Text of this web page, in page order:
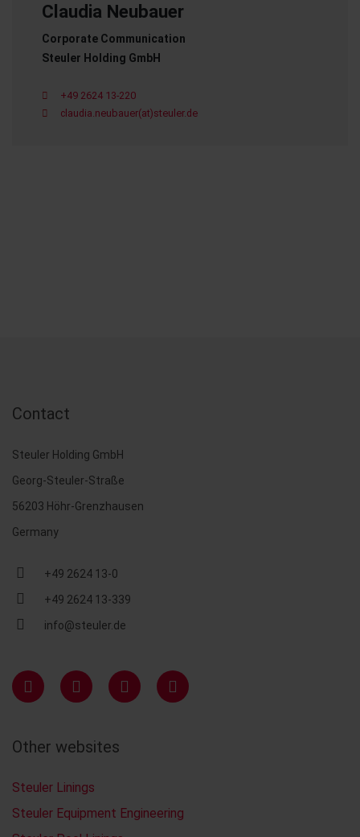
Claudia Neubauer
Corporate Communication
Steuler Holding GmbH
+49 2624 13-220
claudia.neubauer(at)steuler.de
Contact
Steuler Holding GmbH
Georg-Steuler-Straße
56203 Höhr-Grenzhausen
Germany
+49 2624 13-0
+49 2624 13-339
info@steuler.de
Other websites
Steuler Linings
Steuler Equipment Engineering